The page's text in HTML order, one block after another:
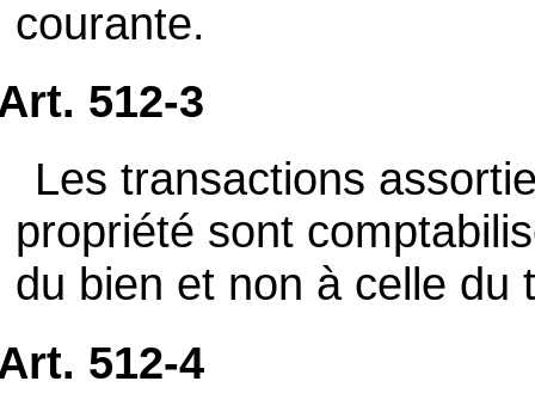
courante.
512-3
Les transactions
propriété sont
du bien et non à celle du
512-4